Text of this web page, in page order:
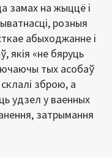
замах на жыццё і
розныя
абыходжанне і
якія «не бяруць
тых асобаў
зброю, а
удзел у ваенных
затрымання